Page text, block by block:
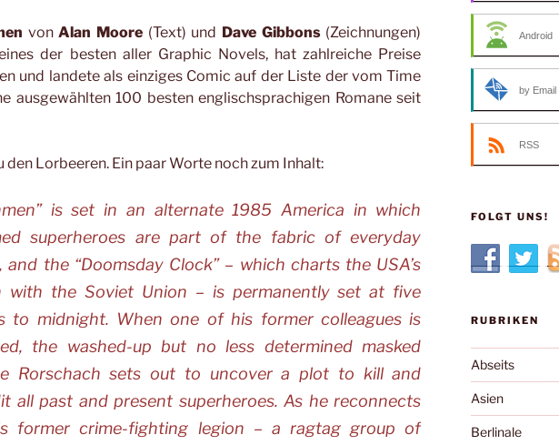
vonAlan Moore (Text) und Dave Gibbons(Zeichnungen)
der besten aller Graphic Novels, hat zahlreiche Preise
und landete als einziges Comic auf der Liste der vom Time
ausgewählten 100 besten englischsprachigen Romane seit
den Lorbeeren. Ein paar Worte noch zum Inhalt:
is set in an alternate 1985 America in which
superheroes are part of the fabric of everyday
and the “Doomsday Clock” – which charts the USA’s
with the Soviet Union – is permanently set at five
to midnight. When one of his former colleagues is
the washed-up but no less determined masked
Rorschach sets out to uncover a plot to kill and
all past and present superheroes. As he reconnects
former crime-fighting legion – a ragtag group of
Android
by Email
RSS
FOLGT UNS!
RUBRIKEN
Abseits
Asien
Berlinale